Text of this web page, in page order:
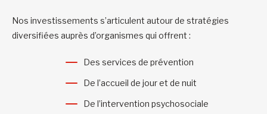
Nos investissements s’articulent autour de stratégies
diversifiées auprès d’organismes qui offrent :
Des services de prévention
De l’accueil de jour et de nuit
De l’intervention psychosociale